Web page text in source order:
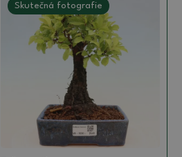
Skutečná fotografie